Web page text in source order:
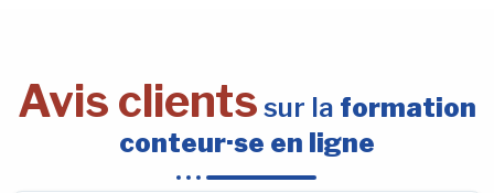
Avis clients sur la formation
conteur·se en ligne